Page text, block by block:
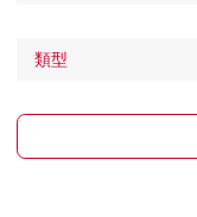
類型